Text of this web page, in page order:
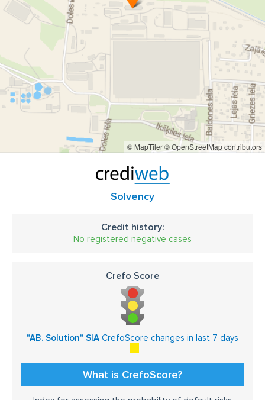
© MapTiler© OpenStreetMap contributors
Solvency
Credit history:
No registered negative cases
Crefo Score
"AB. Solution" SIA CrefoScore changes in last 7 days
What is CrefoScore?